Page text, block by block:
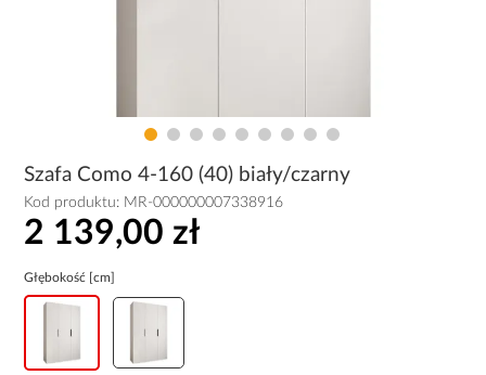
Szafa Como 4-160 (40) biały/czarny
Kod produktu: MR-000000007338916
2 139,00 zł
Głębokość [cm]